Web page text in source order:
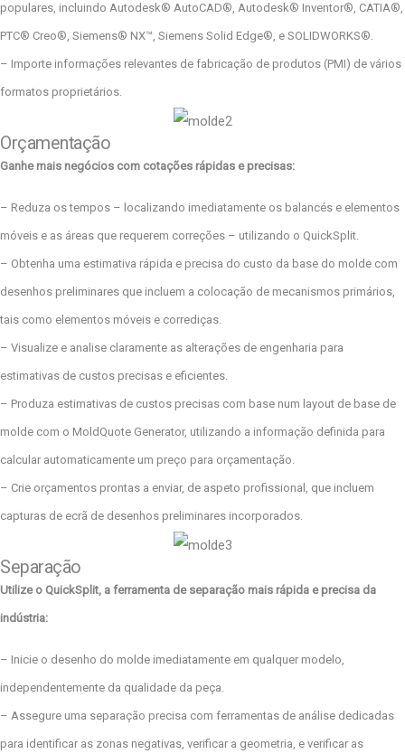
populares, incluindo Autodesk® AutoCAD®, Autodesk® Inventor®, CATIA®,
PTC® Creo®, Siemens® NX™, Siemens Solid Edge®, e SOLIDWORKS®.
– Importe informações relevantes de fabricação de produtos (PMI) de vários
formatos proprietários.
Orçamentação
Ganhe mais negócios com cotações rápidas e precisas:
– Reduza os tempos – localizando imediatamente os balancés e elementos
móveis e as áreas que requerem correções – utilizando o QuickSplit.
– Obtenha uma estimativa rápida e precisa do custo da base do molde com
desenhos preliminares que incluem a colocação de mecanismos primários,
tais como elementos móveis e corrediças.
– Visualize e analise claramente as alterações de engenharia para
estimativas de custos precisas e eficientes.
– Produza estimativas de custos precisas com base num layout de base de
molde com o MoldQuote Generator, utilizando a informação definida para
calcular automaticamente um preço para orçamentação.
– Crie orçamentos prontas a enviar, de aspeto profissional, que incluem
capturas de ecrã de desenhos preliminares incorporados.
Separação
Utilize o QuickSplit, a ferramenta de separação mais rápida e precisa da
indústria:
– Inicie o desenho do molde imediatamente em qualquer modelo,
independentemente da qualidade da peça.
– Assegure uma separação precisa com ferramentas de análise dedicadas
para identificar as zonas negativas, verificar a geometria, e verificar as